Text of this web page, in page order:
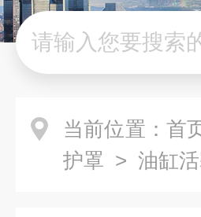
当前位置： 首
护罩 > 油缸